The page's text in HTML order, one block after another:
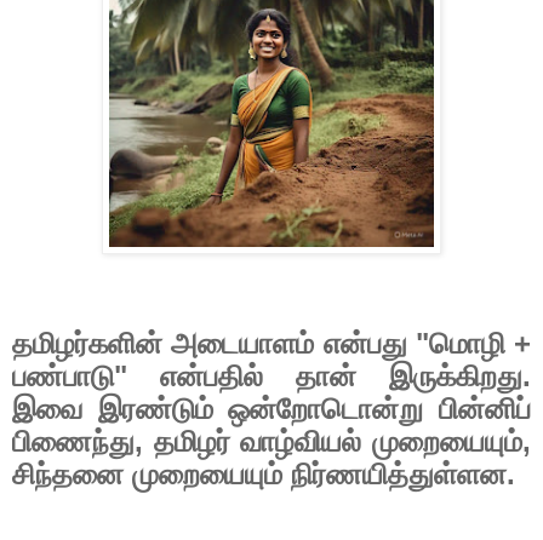
தமிழர்களின் அடையாளம் என்பது "மொழி+
பண்பாடு" என்பதில் தான் இருக்கிறது.
இவை இரண்டும் ஒன்றோடொன்று பின்னிப்
பிணைந்து, தமிழர் வாழ்வியல் முறையையும்,
சிந்தனை முறையையும் நிர்ணயித்துள்ளன.